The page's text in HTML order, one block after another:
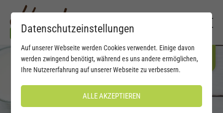
Datenschutzeinstellungen
Auf unserer Webseite werden Cookies verwendet. Einige davon
werden zwingend benötigt, während es uns andere ermöglichen,
Ihre Nutzererfahrung auf unserer Webseite zu verbessern.
ALLE AKZEPTIEREN